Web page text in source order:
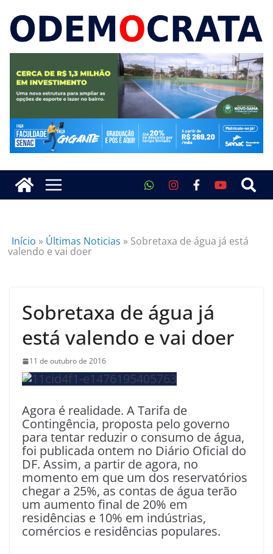
Início » Últimas Noticias » Sobretaxa de água já está
valendo e vai doer
Sobretaxa de água já
está valendo e vai doer
11 de outubro de 2016
Agora é realidade. A Tarifa de
Contingência, proposta pelo governo
para tentar reduzir o consumo de água,
foi publicada ontem no Diário Oficial do
DF. Assim, a partir de agora, no
momento em que um dos reservatórios
chegar a 25%, as contas de água terão
um aumento final de 20% em
residências e 10% em indústrias,
comércios e residências populares.